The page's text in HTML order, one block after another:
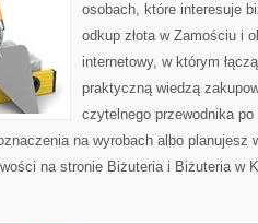
osobach, które interesuje
odkup złota w Zamościu i
internetowy, w którym
praktyczną wiedzą
czytelnego przewodnika
na wyrobach albo planujesz
na stronie Biżuteria i Biżuteria w